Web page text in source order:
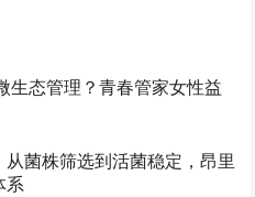
态管理？青春管家女性益
菌株筛选到活菌稳定，昂里
系